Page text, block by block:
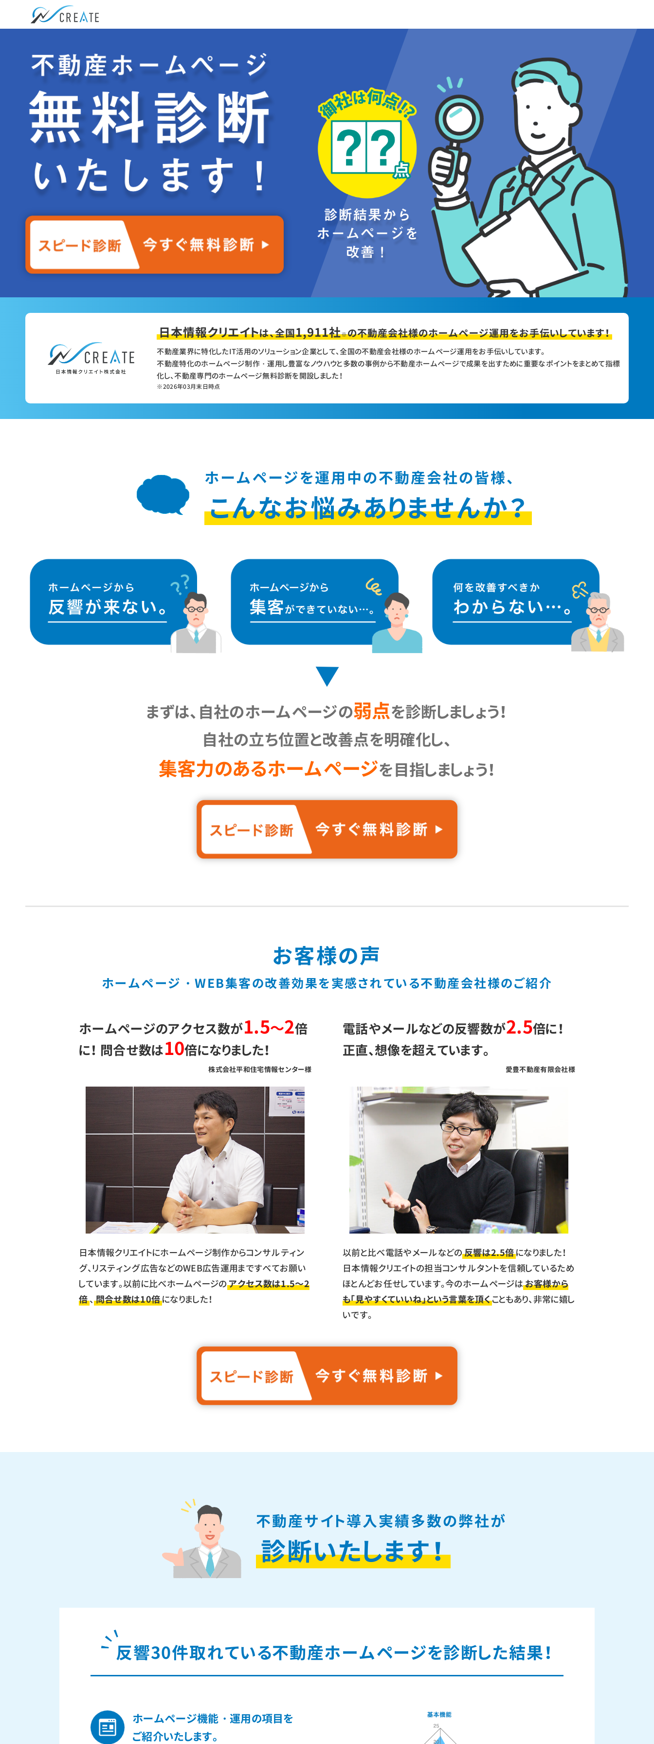
日本情報クリエイトは、全国1,911社※の不動産会社様のホームページ運用をお手伝いしています！
不動産業界に特化したIT活用のソリューション企業として、全国の不動産会社様のホームページ運用をお手伝いしています。
不動産特化のホームページ制作・運用し豊富なノウハウと多数の事例から不動産ホームページで成果を出すために重要なポイントをまとめて指標
化し、不動産専門のホームページ無料診断を開設しました！
※2026年03月末日時点
ホームページを運用中の不動産会社の皆様、
こんなお悩みありませんか？
まずは、自社のホームページの弱点を診断しましょう！
自社の立ち位置と改善点を明確化し、
集客力のあるホームページを目指しましょう！
お客様の声
ホームページ・WEB集客の改善効果を実感されている不動産会社様のご紹介
ホームページのアクセス数が1.5～2倍
に！ 問合せ数は10倍になりました！
株式会社平和住宅情報センター様
日本情報クリエイトにホームページ制作からコンサルティン
グ、リスティング広告などのWEB広告運用まですべてお願い
しています。以前に比べホームページの アクセス数は1.5～2
倍、問合せ数は10倍になりました！
電話やメールなどの反響数が2.5倍に！
正直、想像を超えています。
愛豊不動産有限会社様
以前と比べ電話やメールなどの反響は2.5倍になりました！
日本情報クリエイトの担当コンサルタントを信頼しているため
ほとんどお任せしています。今のホームページはお客様から
も「見やすくていいね」という言葉を頂くこともあり、非常に嬉し
いです。
不動産サイト導入実績多数の弊社が
診断いたします！
反響30件取れている不動産ホームページを診断した結果！
ホームページ機能 ・運用の項目を
ご紹介いたします。